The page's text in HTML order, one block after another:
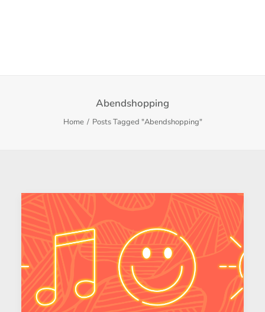
Abendshopping
Home Posts Tagged "Abendshopping"